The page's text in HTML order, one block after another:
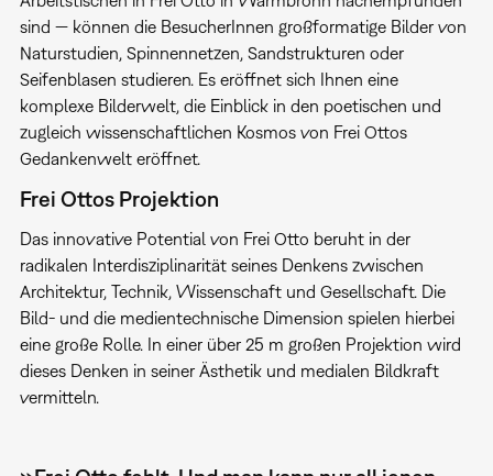
sind — können die BesucherInnen großformatige Bilder von
Naturstudien, Spinnennetzen, Sandstrukturen oder
Seifenblasen studieren. Es eröffnet sich Ihnen eine
komplexe Bilderwelt, die Einblick in den poetischen und
zugleich wissenschaftlichen Kosmos von Frei Ottos
Gedankenwelt eröffnet.
Frei Ottos Projektion
Das innovative Potential von Frei Otto beruht in der
radikalen Interdisziplinarität seines Denkens zwischen
Architektur, Technik, Wissenschaft und Gesellschaft. Die
Bild- und die medientechnische Dimension spielen hierbei
eine große Rolle. In einer über 25 m großen Projektion wird
dieses Denken in seiner Ästhetik und medialen Bildkraft
vermitteln.